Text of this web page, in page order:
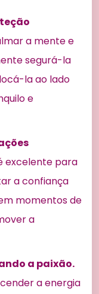
a mente e
segurá-la
la ao lado
e
excelente para
a confiança
momentos de
a
a paixão.
a energia